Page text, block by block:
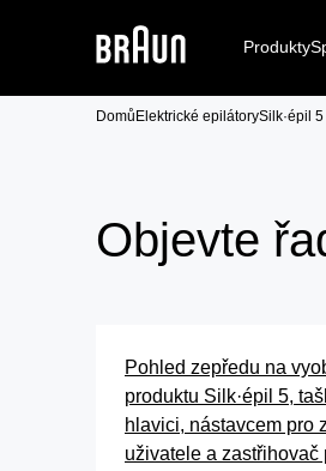
Produkty
Domů Elektrické epilátorySilk·épil 5
Objevte
Pohled zepředu na
produktu Silk·épil 5,
hlavici, nástavcem pro
uživatele a zastřihovač